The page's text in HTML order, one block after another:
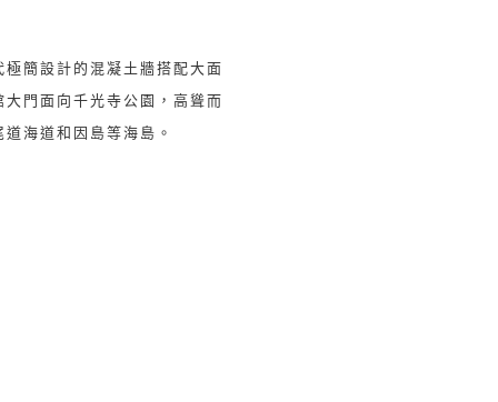
簡設計的混凝土牆搭配大面
門面向千光寺公園，高聳而
海道和因島等海島。